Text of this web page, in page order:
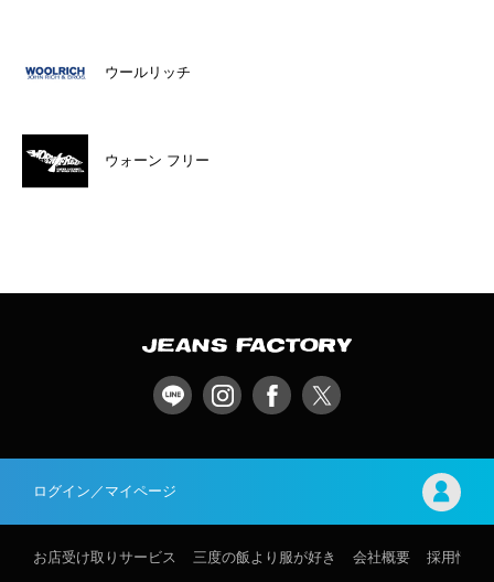
ウールリッチ
ウォーン フリー
ログイン／マイページ
お店受け取りサービス 三度の飯より服が好き 会社概要 採用情報